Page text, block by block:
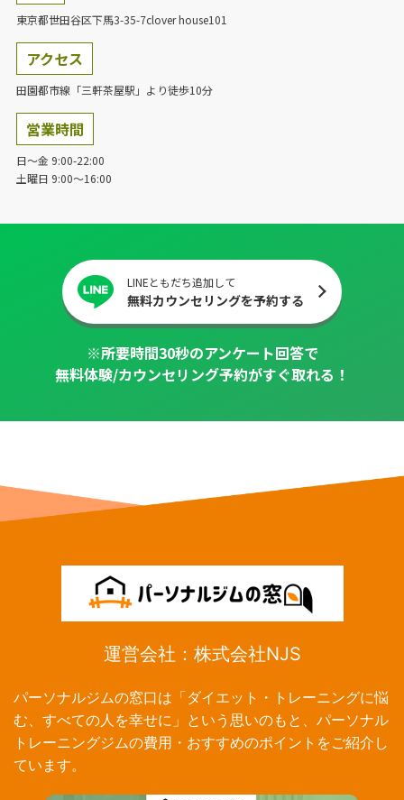
東京都世田谷区下馬3-35-7clover house101
アクセス
田園都市線「三軒茶屋駅」より徒歩10分
営業時間
日～金 9:00-22:00
土曜日 9:00～16:00
LINEともだち追加して
無料カウンセリングを予約する
※所要時間30秒のアンケート回答で
無料体験/カウンセリング予約がすぐ取れる！
運営会社：株式会社NJS
パーソナルジムの窓口は「ダイエット・トレーニングに悩
む、すべての人を幸せに」という思いのもと、パーソナル
トレーニングジムの費用・おすすめのポイントをご紹介し
ています。